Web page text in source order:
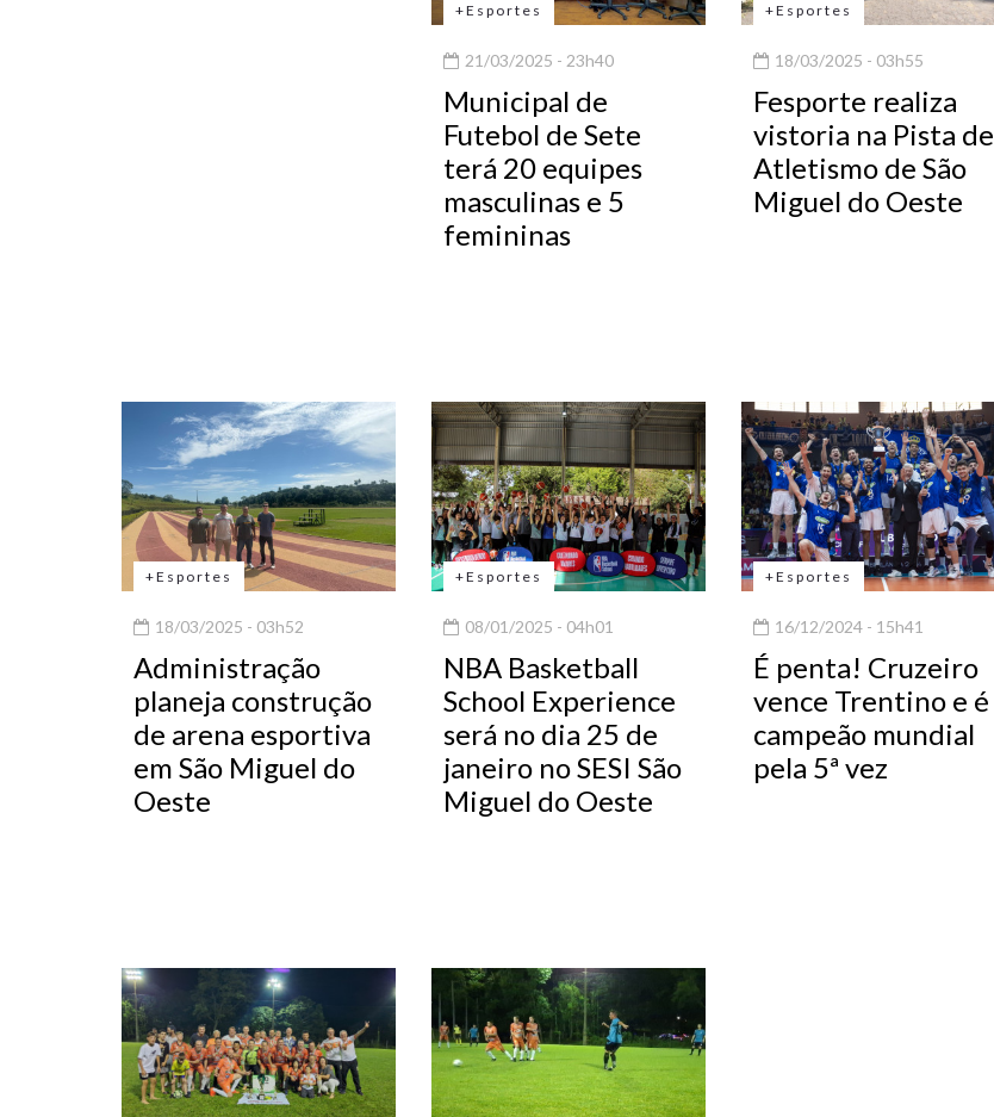
+Esportes
21/03/2025 - 23h40
Municipal de
Futebol de Sete
terá 20 equipes
masculinas e 5
femininas
+Esportes
18/03/2025 - 03h55
Fesporte realiza
vistoria na Pista de
Atletismo de São
Miguel do Oeste
+Esportes
18/03/2025 - 03h52
Administração
planeja construção
de arena esportiva
em São Miguel do
Oeste
+Esportes
08/01/2025 - 04h01
NBA Basketball
School Experience
será no dia 25 de
janeiro no SESI São
Miguel do Oeste
+Esportes
16/12/2024 - 15h41
É penta! Cruzeiro
vence Trentino e é
campeão mundial
pela 5ª vez